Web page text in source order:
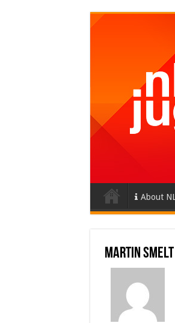
About
Martin Smelt